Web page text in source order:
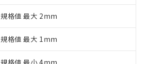
規格値 最大 2mm
規格値 最大 1mm
規格値 最小 4mm